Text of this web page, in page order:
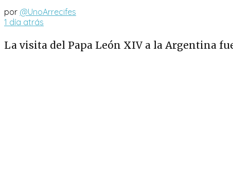
por @UnoArrecifes
1 día atrás
La visita del Papa León XIV a la Argentina